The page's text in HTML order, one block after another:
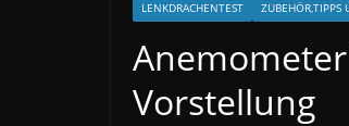
LENKDRACHENTEST ZUBEHÖR,TIPPS
Vorstellung